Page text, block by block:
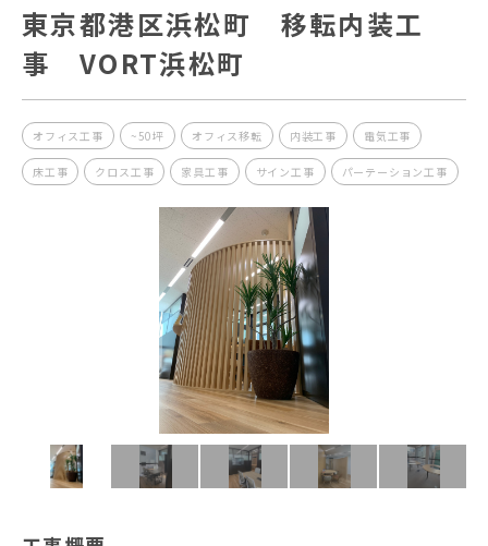
東京都港区浜松町 移転内装工
事 VORT浜松町
オフィス工事 ~50坪 オフィス移転 内装工事 電気工事
床工事 クロス工事 家具工事 サイン工事 パーテーション工事